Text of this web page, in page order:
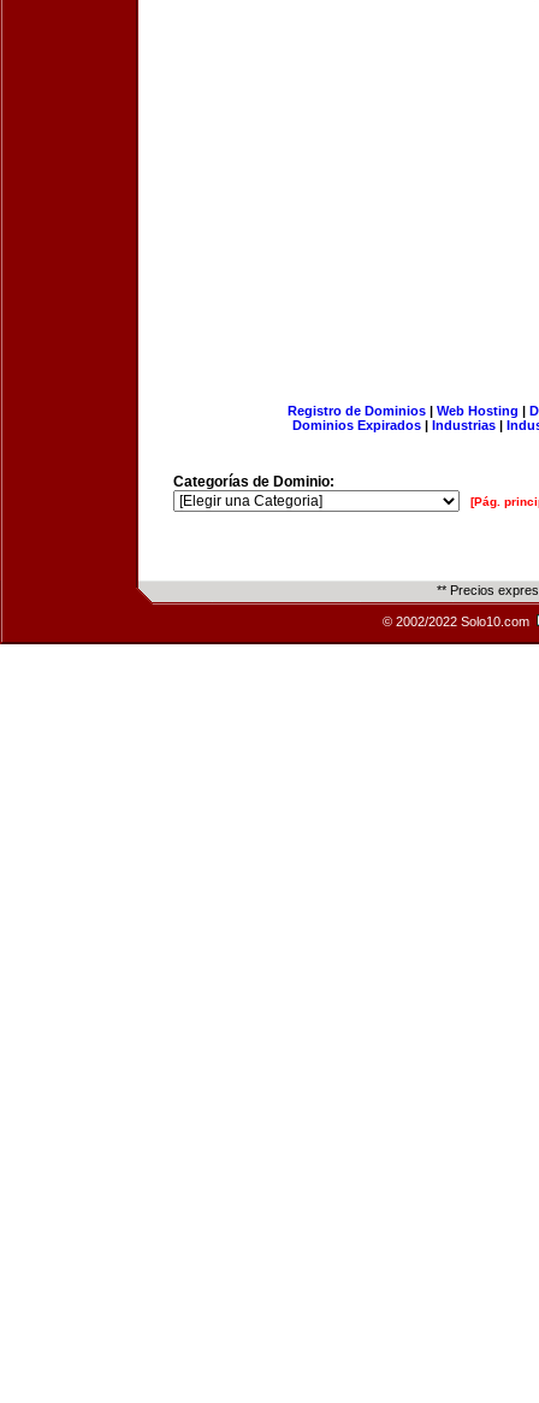
Registro de Dominios| Web Hosting |
Dominios Expirados | Industrias |
Categorías de Dominio:
[Pág.
** Precios
© 2002/2022 Solo10.com